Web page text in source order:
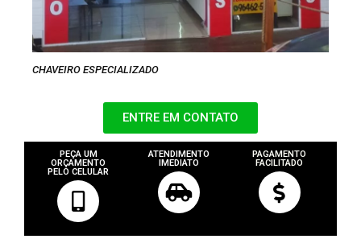
CHAVEIRO ESPECIALIZADO
ENTRE EM CONTATO
PEÇA UM
ORÇAMENTO
PELO CELULAR
ATENDIMENTO
IMEDIATO
PAGAMENTO
FACILITADO